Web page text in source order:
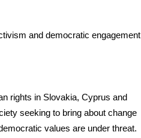
and democratic engagement
rights in Slovakia, Cyprus and
seeking to bring about change
values are under threat.